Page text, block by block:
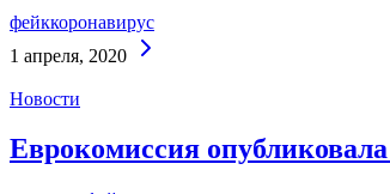
фейккоронавирус
1 апреля, 2020
Новости
Еврокомиссия